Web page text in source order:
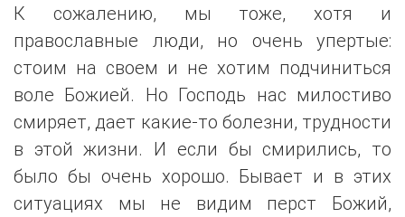
К сожалению, мы тоже, хотя и
православные люди, но очень упертые:
стоим на своем и не хотим подчиниться
воле Божией. Но Господь нас милостиво
смиряет, дает какие-то болезни, трудности
в этой жизни. И если бы смирились, то
было бы очень хорошо. Бывает и в этих
ситуациях мы не видим перст Божий,